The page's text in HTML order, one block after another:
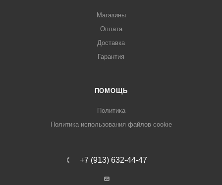
Магазины
Оплата
Доставка
Гарантия
ПОМОЩЬ
Политика
Политика использования файлов cookie
+7 (913) 632-44-47